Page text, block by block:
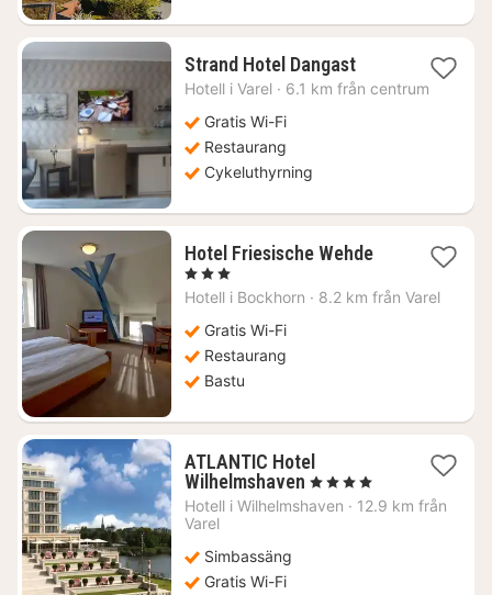
Strand Hotel Dangast1
natt
Hotell i Varel · 6.1 km från centrum
Gratis Wi-Fi
Restaurang
Cykeluthyrning
Hotel Friesische Wehde1
från
, 3 Stjärnor
Hotell i Bockhorn · 8.2 km från Varel
Gratis Wi-Fi
Restaurang
Bastu
ATLANTIC Hotel
Wilhelmshaven 1
natt
, 4 Stjärnor
Hotell i Wilhelmshaven · 12.9 km från
Varel
Simbassäng
Gratis Wi-Fi